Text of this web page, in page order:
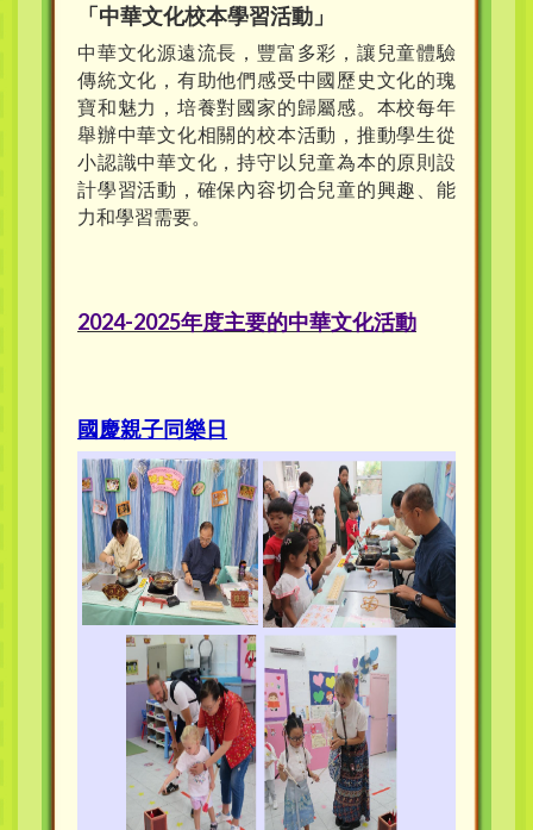
「中華文化校本學習活動」
中華文化源遠流長，豐富多彩，讓兒童體驗
傳統文化，有助他們感受中國歷史文化的瑰
寶和魅力，培養對國家的歸屬感。本校每年
舉辦中華文化相關的校本活動，推動學生從
小認識中華文化，持守以兒童為本的原則設
計學習活動，確保內容切合兒童的興趣、能
力和學習需要。
2024-2025年度主要的中華文化活動
國慶親子同樂日